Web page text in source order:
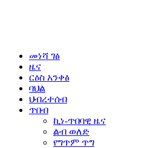
መነሻ ገፅ
ዜና
ርዕስ አንቀፅ
ባህል
ህብረተሰብ
ጥበብ
ኪነ-ጥበባዊ ዜና
ልብ ወለድ
የግጥም ጥግ